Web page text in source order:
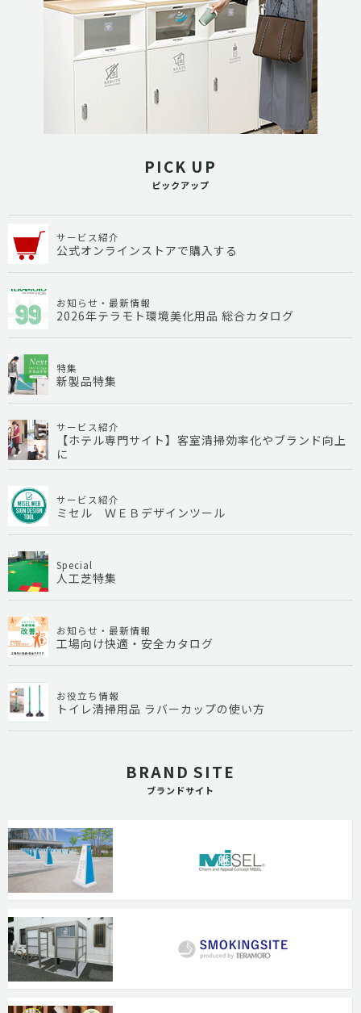
PICK UP
ピックアップ
サービス紹介
公式オンラインストアで購入する
お知らせ・最新情報
2026年テラモト環境美化用品 総合カタログ
特集
新製品特集
サービス紹介
【ホテル専門サイト】客室清掃効率化やブランド向上
に
サービス紹介
ミセル ＷＥＢデザインツール
Special
人工芝特集
お知らせ・最新情報
工場向け快適・安全カタログ
お役立ち情報
トイレ清掃用品 ラバーカップの使い方
BRAND SITE
ブランドサイト